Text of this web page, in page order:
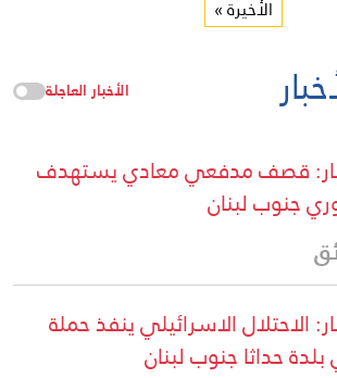
الأخيرة »
الأخبار العاجلة
قصف مدفعي معادي يستهدف
جنوب لبنان
الاحتلال الاسرائيلي ينفذ حملة
حداثا جنوب لبنان